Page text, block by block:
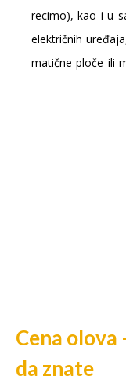
recimo), kao i u
električnih
matične ploče ili
Cena olova
da znate